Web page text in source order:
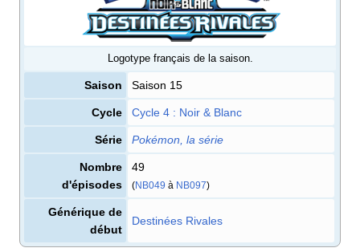
Logotype français de la saison.
Saison Saison 15
Cycle Cycle 4 : Noir & Blanc
Série Pokémon, la série
Nombre
d'épisodes
49
(NB049 à NB097)
Générique de
début
Destinées Rivales